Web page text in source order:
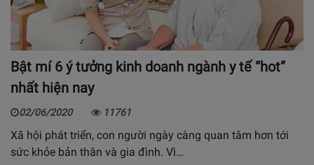
Bật mí 6 ý tưởng kinh doanh ngành y tế “hot”
nhất hiện nay
02/06/2020 11761
Xã hội phát triển, con người ngày càng quan tâm hơn tới
sức khỏe bản thân và gia đình. Vì…